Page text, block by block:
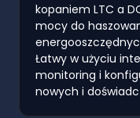
kopaniem LTC a
mocy do
Łatwy w użyciu
monitoring i
nowych i